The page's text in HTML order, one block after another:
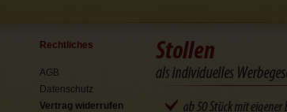
Rechtliches
AGB
Datenschutz
Vertrag widerrufen